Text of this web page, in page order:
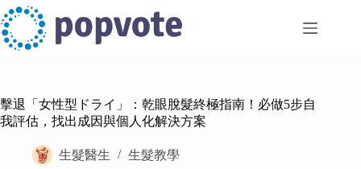
Skip
to
content
擊退「女性型ドライ」：乾眼脫髮終極指南！必做5步自
我評估，找出成因與個人化解決方案
生髮醫生 生髮教學